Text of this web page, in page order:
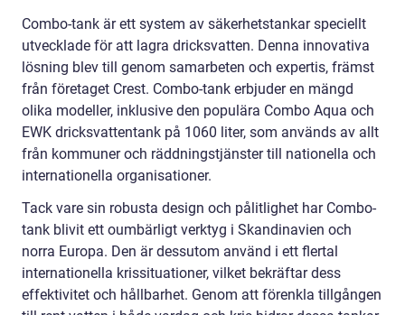
Combo-tank är ett system av säkerhetstankar speciellt
utvecklade för att lagra dricksvatten. Denna innovativa
lösning blev till genom samarbeten och expertis, främst
från företaget Crest. Combo-tank erbjuder en mängd
olika modeller, inklusive den populära Combo Aqua och
EWK dricksvattentank på 1060 liter, som används av allt
från kommuner och räddningstjänster till nationella och
internationella organisationer.
Tack vare sin robusta design och pålitlighet har Combo-
tank blivit ett oumbärligt verktyg i Skandinavien och
norra Europa. Den är dessutom använd i ett flertal
internationella krissituationer, vilket bekräftar dess
effektivitet och hållbarhet. Genom att förenkla tillgången